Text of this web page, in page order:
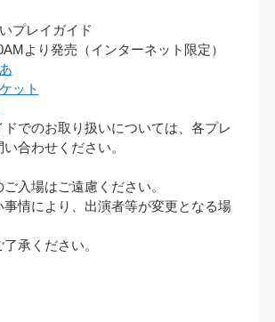
プレイガイド
より発売（インターネット限定）
ット
でのお取り扱いについては、各プレ
合わせください。
入場はご遠慮ください。
情により、出演者等が変更となる場
承ください。